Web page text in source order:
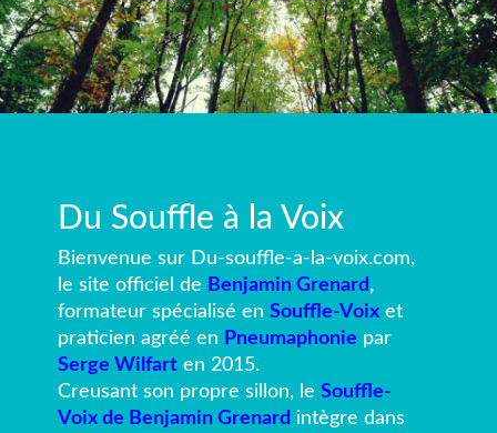
Du Souffle à la Voix
Bienvenue sur Du-souffle-a-la-voix.com,
le site officiel de Benjamin Grenard,
formateur spécialisé en Souffle-Voix et
praticien agréé en Pneumaphonie par
Serge Wilfarten 2015.
Creusant son propre sillon, le Souffle-
Voix de Benjamin Grenard intègre dans